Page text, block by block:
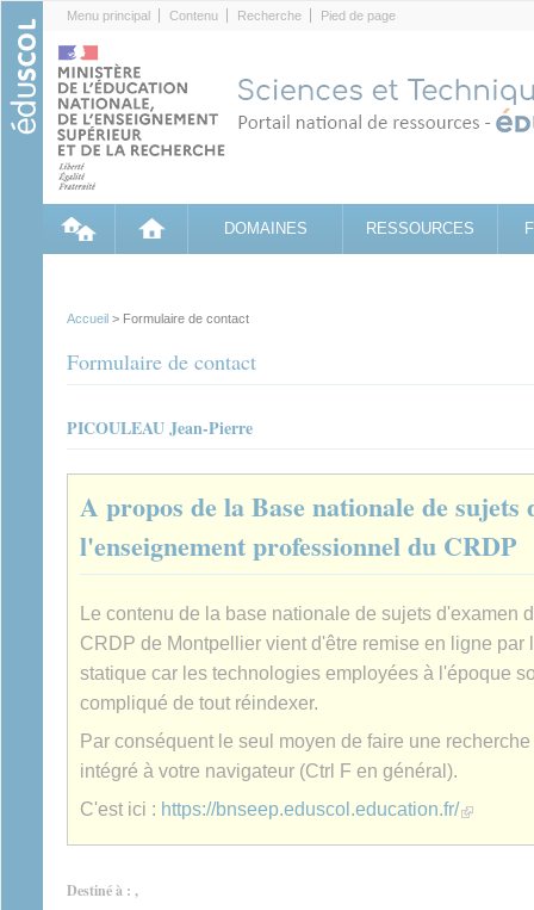
Menu principal Contenu Recherche Pied de page
DOMAINES RESSOURCES
Accueil > Formulaire de contact
Formulaire de contact
PICOULEAU Jean-Pierre
A propos de la Base nationale de sujets
l'enseignement professionnel du CRDP
Le contenu de la base nationale de sujets d'examen
CRDP de Montpellier vient d'être remise en ligne par
statique car les technologies employées à l'époque
compliqué de tout réindexer.
Par conséquent le seul moyen de faire une
intégré à votre navigateur (Ctrl F en général).
C'est ici : https://bnseep.eduscol.education.fr/(link is
Destiné à : ,